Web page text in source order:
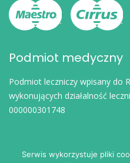
Podmiot medyczny
Podmiot leczniczy wpisany do
wykonujących działalność
000000301748
Serwis wykorzystuje pliki